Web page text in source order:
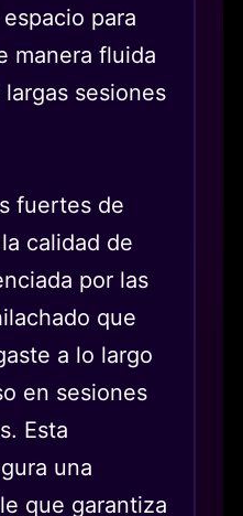
para
manera fluida
sesiones
fuertes de
calidad de
por las
que
a lo largo
en sesiones
Esta
una
que garantiza